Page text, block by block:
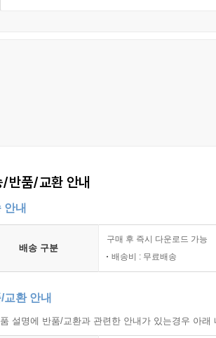
/반품/교환 안내
안내
배송 구분
구매 후 즉시 다운로드 가능
배송비 : 무료배송
교환 안내
설명에 반품/교환과 관련한 안내가 있는경우 아